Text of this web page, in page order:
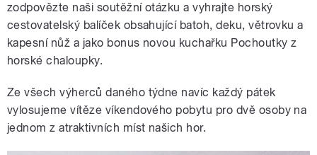
zodpovězte naši soutěžní otázku a vyhrajte horský
cestovatelský balíček obsahující batoh, deku, větrovku a
kapesní nůž a jako bonus novou kuchařku Pochoutky z
horské chaloupky.
Ze všech výherců daného týdne navíc každý pátek
vylosujeme vítěze víkendového pobytu pro dvě osoby na
jednom z atraktivních míst našich hor.